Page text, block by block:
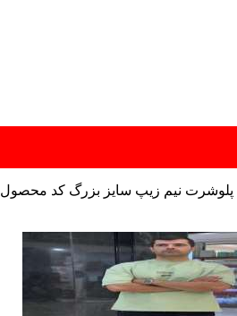
پلوشرت نیم زیپ سایز بزرگ کد محصولnv1026